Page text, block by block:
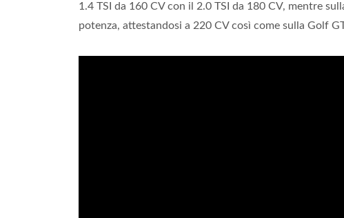
1.4 TSI da 160 CV con il 2.0 TSI da 180 CV, mentre
potenza, attestandosi a 220 CV così come sulla Golf